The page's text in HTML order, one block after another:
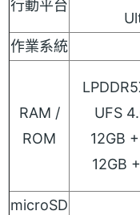
行動平台
作業系統
RAM /
ROM
UFS
12GB
12GB
microSD